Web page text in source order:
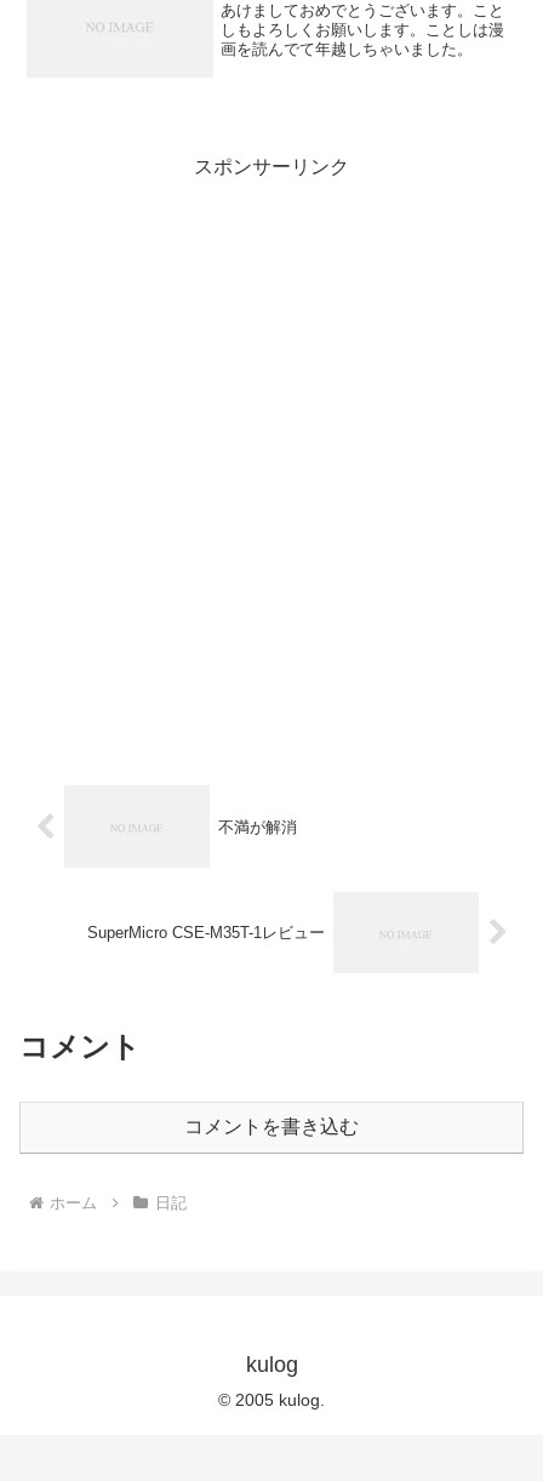
あけましておめでとうございます。こと
しもよろしくお願いします。ことしは漫
画を読んでて年越しちゃいました。
スポンサーリンク
不満が解消
SuperMicro CSE-M35T-1レビュー
コメント
コメントを書き込む
ホーム 日記
kulog
© 2005 kulog.